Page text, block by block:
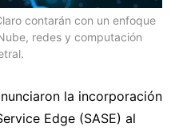
contarán con un enfoque
redes y computación
la incorporación
Edge (SASE) al